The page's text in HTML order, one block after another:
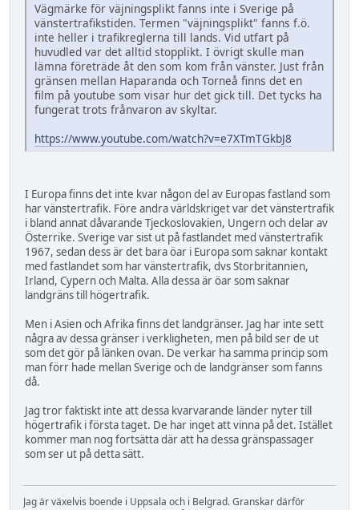
Vägmärke för väjningsplikt fanns inte i Sverige på
vänstertrafikstiden. Termen "väjningsplikt" fanns f.ö.
inte heller i trafikreglerna till lands. Vid utfart på
huvudled var det alltid stopplikt. I övrigt skulle man
lämna företräde åt den som kom från vänster. Just från
gränsen mellan Haparanda och Torneå finns det en
film på youtube som visar hur det gick till. Det tycks ha
fungerat trots frånvaron av skyltar.
https://www.youtube.com/watch?v=e7XTmTGkbJ8
I Europa finns det inte kvar någon del av Europas fastland som
har vänstertrafik. Före andra världskriget var det vänstertrafik
i bland annat dåvarande Tjeckoslovakien, Ungern och delar av
Österrike. Sverige var sist ut på fastlandet med vänstertrafik
1967, sedan dess är det bara öar i Europa som saknar kontakt
med fastlandet som har vänstertrafik, dvs Storbritannien,
Irland, Cypern och Malta. Alla dessa är öar som saknar
landgräns till högertrafik.
Men i Asien och Afrika finns det landgränser. Jag har inte sett
några av dessa gränser i verkligheten, men på bild ser de ut
som det gör på länken ovan. De verkar ha samma princip som
man förr hade mellan Sverige och de landgränser som fanns
då.
Jag tror faktiskt inte att dessa kvarvarande länder nyter till
högertrafik i första taget. De har inget att vinna på det. Istället
kommer man nog fortsätta där att ha dessa gränspassager
som ser ut på detta sätt.
Jag är växelvis boende i Uppsala och i Belgrad. Granskar därför